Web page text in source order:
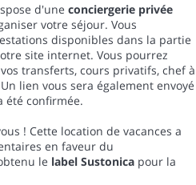
d'une conciergerie privée
votre séjour. Vous
disponibles dans la partie
site internet. Vous pourrez
transferts, cours privatifs, chef à
lien vous sera également envoyé
été confirmée.
! Cette location de vacances a
en faveur du
le label Sustonica pour la